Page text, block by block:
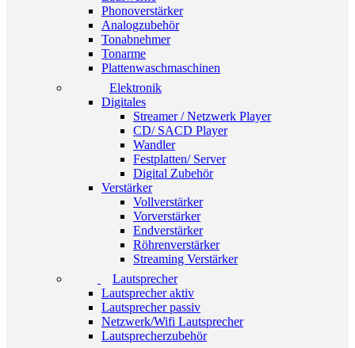
Phonoverstärker
Analogzubehör
Tonabnehmer
Tonarme
Plattenwaschmaschinen
Elektronik
Digitales
Streamer / Netzwerk Player
CD/ SACD Player
Wandler
Festplatten/ Server
Digital Zubehör
Verstärker
Vollverstärker
Vorverstärker
Endverstärker
Röhrenverstärker
Streaming Verstärker
Lautsprecher
Lautsprecher aktiv
Lautsprecher passiv
Netzwerk/Wifi Lautsprecher
Lautsprecherzubehör